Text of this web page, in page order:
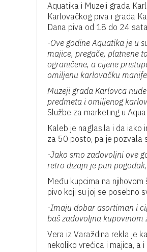
Aquatika i Muzeji grada
Karlovačkog piva i grada
Dana piva od 18 do 24
-Ove godine Aquatika je u
majice, pregače, platnene
ograničene, a cijene
omiljenu karlovačku
Muzeji grada Karlovca
predmeta i omiljenog
Službe za marketing u
Kaleb je naglasila i da iako
za 50 posto, pa je pozvala
-Jako smo zadovoljni ove
retro dizajn je pun pogodak
Među kupcima na
pivo koji su joj se posebno
-Imaju dobar asortiman i
baš zadovoljna kupovinom
Vera iz Varaždina rekla je
nekoliko vrećica i majica, a